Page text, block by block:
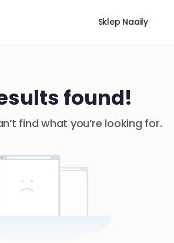
Sklep Naaily
found!
find what you’re looking for.